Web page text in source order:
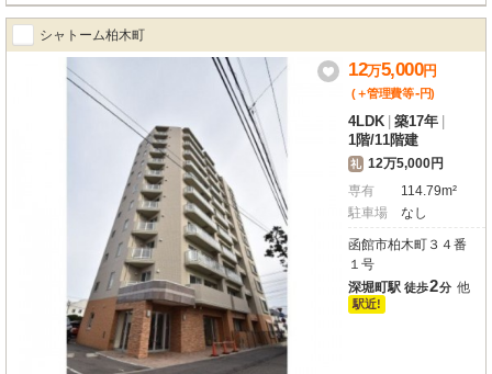
シャトーム柏木町
12万5,000円
(＋管理費等-円)
4LDK 築17年
1階/11階建
礼 12万5,000円
専有
114.79m²
駐車場
なし
函館市柏木町３４番
１号
深堀町駅 徒歩2分 他
駅近!